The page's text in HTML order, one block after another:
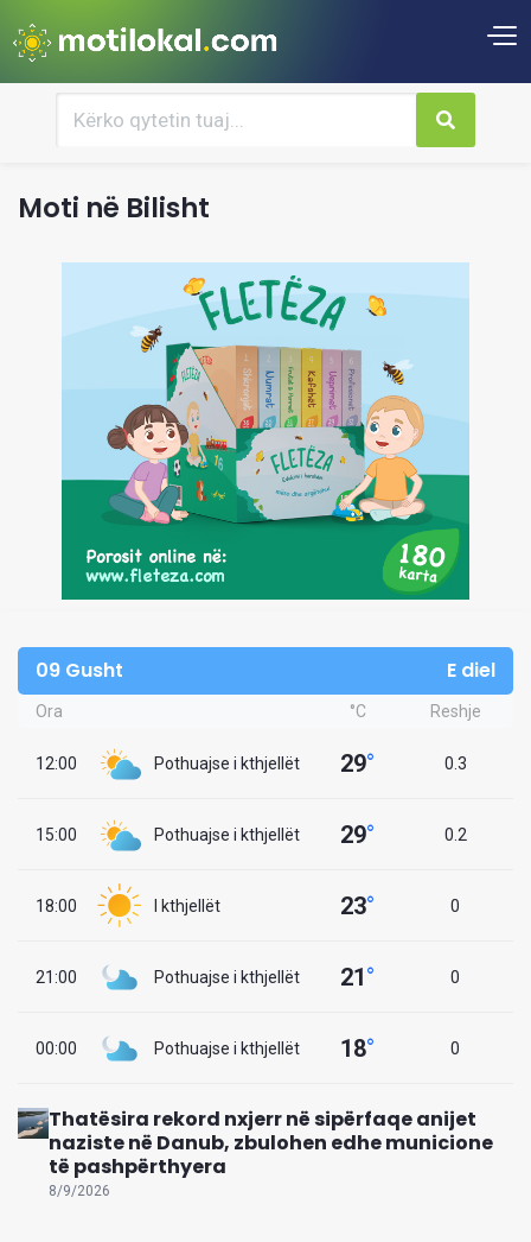
Moti në Bilisht
09 Gusht E diel
Ora °C Reshje
12:00 Pothuajse i kthjellët 29° 0.3
15:00 Pothuajse i kthjellët 29° 0.2
18:00 I kthjellët 23° 0
21:00 Pothuajse i kthjellët 21° 0
00:00 Pothuajse i kthjellët 18° 0
Thatësira rekord nxjerr në sipërfaqe anijet
naziste në Danub, zbulohen edhe municione
të pashpërthyera
8/9/2026